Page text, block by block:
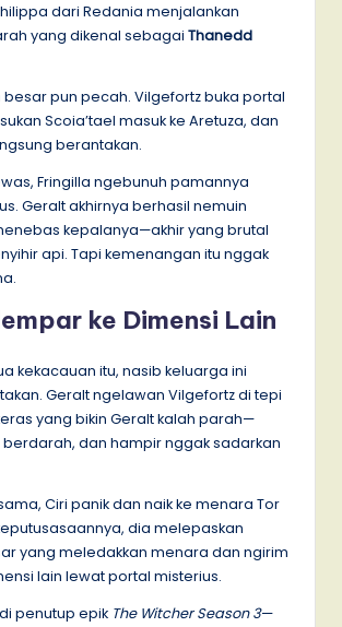
dari Redania menjalankan
yang dikenal sebagai Thanedd
pun pecah. Vilgefortz buka portal
Scoia’tael masuk ke Aretuza, dan
berantakan.
Fringilla ngebunuh pamannya
Geralt akhirnya berhasil nemuin
kepalanya—akhir yang brutal
api. Tapi kemenangan itu nggak
ke Dimensi Lain
kekacauan itu, nasib keluarga ini
Geralt ngelawan Vilgefortz di tepi
yang bikin Geralt kalah parah—
dan hampir nggak sadarkan
Ciri panik dan naik ke menara Tor
dia melepaskan
yang meledakkan menara dan ngirim
lain lewat portal misterius.
penutup epik The Witcher Season 3—